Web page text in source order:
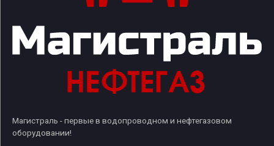
Магистраль - первые в водопроводном и нефтегазовом
оборудовании!